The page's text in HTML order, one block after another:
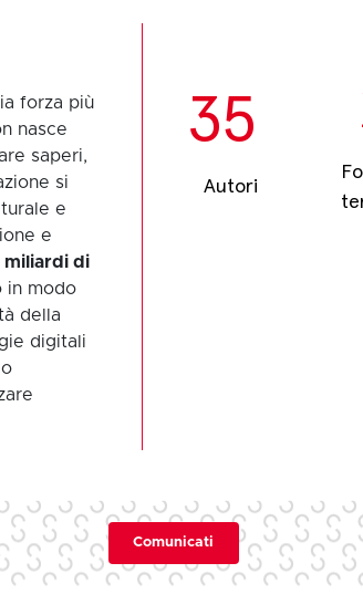
forza più
nasce
saperi,
si
e
e
miliardi di
in modo
della
digitali
35
Autori
Comunicati